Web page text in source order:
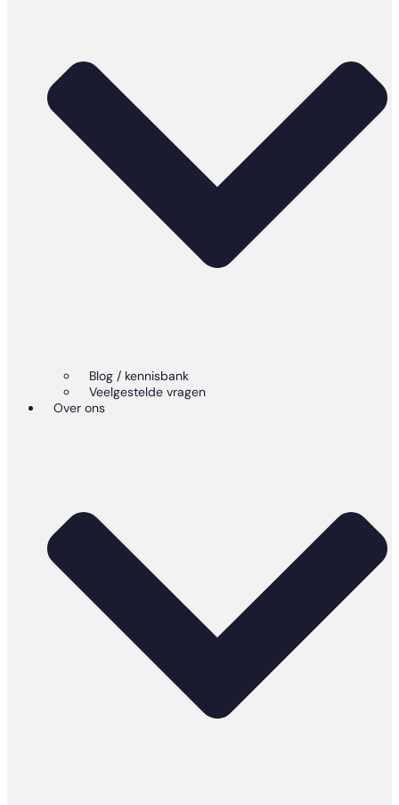
Blog / kennisbank
Veelgestelde vragen
Over ons